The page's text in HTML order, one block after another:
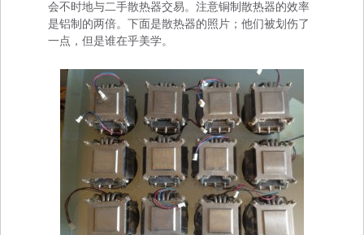
会不时地与二手散热器交易。注意铜制散热器的效率
是铝制的两倍。下面是散热器的照片；他们被划伤了
一点，但是谁在乎美学。